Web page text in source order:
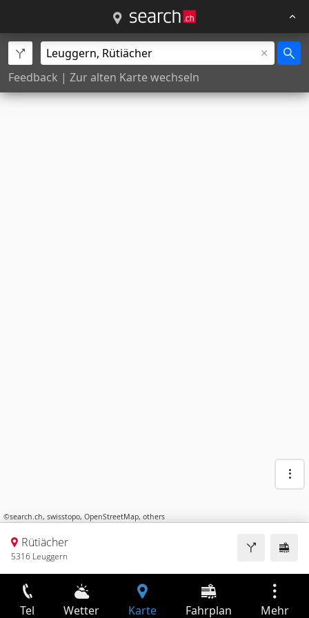
Feedback | Zur alten Karte wechseln
©search.ch, swisstopo, OpenStreetMap, others
Rütiächer
5316 Leuggern
Tel Wetter Karte Fahrplan Mehr